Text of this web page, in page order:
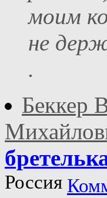
моим
не
.
Беккер
Россия